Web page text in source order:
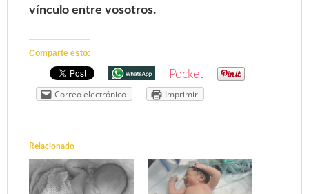
vínculo entre vosotros.
Comparte esto:
Pocket
Correo electrónico Imprimir
Relacionado